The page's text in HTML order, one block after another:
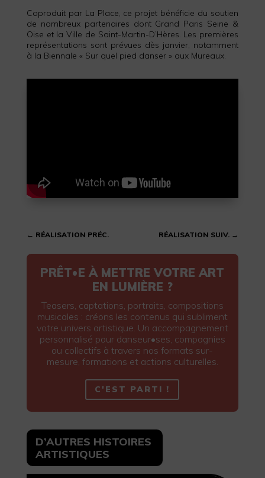
Coproduit par La Place, ce projet bénéficie du soutien
de nombreux partenaires dont Grand Paris Seine &
Oise et la Ville de Saint-Martin-D’Hères. Les premières
représentations sont prévues dès janvier, notamment
à la Biennale « Sur quel pied danser » aux Mureaux.
← RÉALISATION PRÉC. RÉALISATION SUIV. →
PRÊT•E À METTRE VOTRE ART
EN LUMIÈRE ?
Teasers, captations, portraits, compositions
musicales : créons les contenus qui subliment
votre univers artistique. Un accompagnement
personnalisé pour danseur•ses, compagnies
ou collectifs à travers nos formats sur-
mesure, formations et actions culturelles.
C'EST PARTI !
D’AUTRES HISTOIRES
ARTISTIQUES